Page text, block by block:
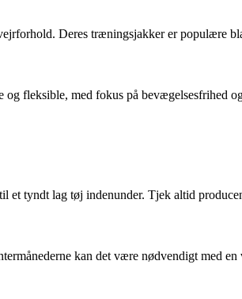
Deres træningsjakker er populære
fleksible, med fokus på bevægelsesfrihed
tyndt lag tøj indenunder. Tjek altid
kan det være nødvendigt med en